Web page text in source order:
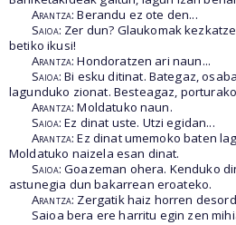
Arantza: Berandu ez ote den...
Saioa: Zer dun? Glaukomak
betiko ikusi!
Arantza: Hondoratzen ari naun...
Saioa: Bi esku ditinat. Bategaz,
lagunduko zionat. Besteagaz,
Arantza: Moldatuko naun.
Saioa: Ez dinat uste. Utzi egidan...
Arantza: Ez dinat umemoko baten
Moldatuko naizela esan dinat.
Saioa: Goazeman ohera. Kenduko
astunegia dun bakarrean eroateko.
Arantza: Zergatik haiz horren
Saioa bera ere harritu egin zen